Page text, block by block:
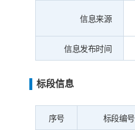
信息来源
信息发布时间
标段信息
序号 标段编号